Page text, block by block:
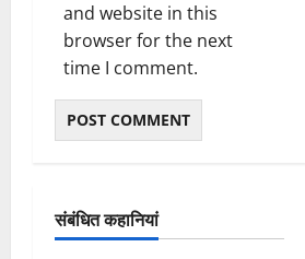
and website in this
browser for the next
time I comment.
संबंधित कहानियां